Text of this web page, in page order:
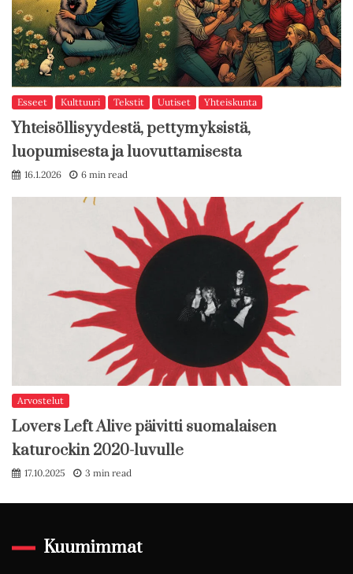
Esseet Kulttuuri Tekstit Uutiset Yhteiskunta
Yhteisöllisyydestä, pettymyksistä,
luopumisesta ja luovuttamisesta
16.1.2026 6 min read
Arvostelut
Lovers Left Alive päivitti suomalaisen
katurockin 2020-luvulle
17.10.2025 3 min read
Kuumimmat